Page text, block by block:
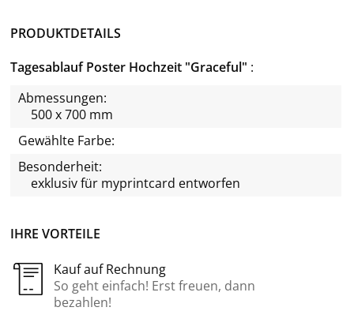
IHRE VORTEILE
Kauf auf Rechnung
So geht einfach! Erst freuen, dann
bezahlen!
PRODUKTDETAILS
Tagesablauf Poster Hochzeit "Graceful"
Abmessungen:
500 x 700 mm
Gewählte Farbe:
Besonderheit:
exklusiv für myprintcard entworfen